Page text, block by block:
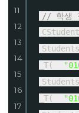
11
12
13
14
15
16
17
// 학생
_T(
_T(